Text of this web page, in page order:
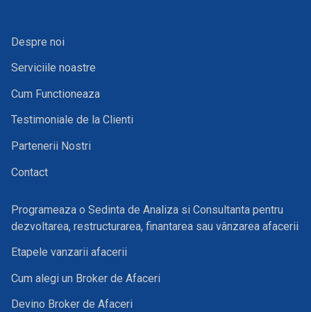
Despre noi
Serviciile noastre
Cum Functioneaza
Testimoniale de la Clienti
Partenerii Nostri
Contact
Programeaza o Sedinta de Analiza si Consultanta pentru
dezvoltarea, restructurarea, finantarea sau vânzarea afacerii
Etapele vanzarii afacerii
Cum alegi un Broker de Afaceri
Devino Broker de Afaceri